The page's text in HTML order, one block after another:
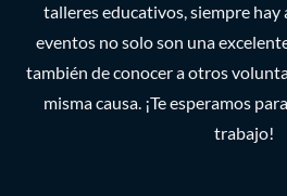
talleres educativos, siempre hay
eventos no solo son una
también de conocer a otros
misma causa. ¡Te esperamos
trabajo!